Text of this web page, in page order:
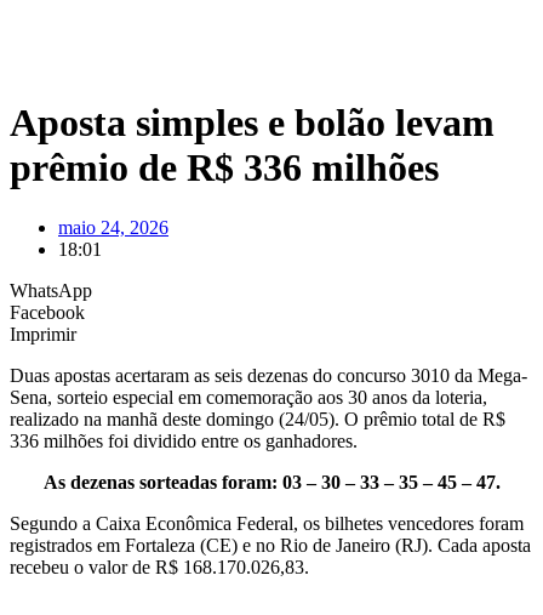
Aposta simples e bolão levam
prêmio de R$ 336 milhões
maio 24, 2026
18:01
WhatsApp
Facebook
Imprimir
Duas apostas acertaram as seis dezenas do concurso 3010 da Mega-
Sena, sorteio especial em comemoração aos 30 anos da loteria,
realizado na manhã deste domingo (24/05). O prêmio total de R$
336 milhões foi dividido entre os ganhadores.
As dezenas sorteadas foram: 03 – 30 – 33 – 35 – 45 – 47.
Segundo a Caixa Econômica Federal, os bilhetes vencedores foram
registrados em Fortaleza (CE) e no Rio de Janeiro (RJ). Cada aposta
recebeu o valor de R$ 168.170.026,83.